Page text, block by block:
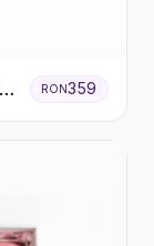
RON359